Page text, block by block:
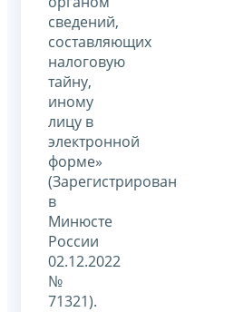
сведений,
составляющих
налоговую
тайну,
иному
лицу в
электронной
форме»
(Зарегистрирован
в
Минюсте
России
02.12.2022
№
71321).